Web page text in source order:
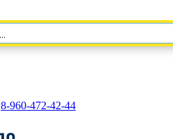
8-960-472-42-44